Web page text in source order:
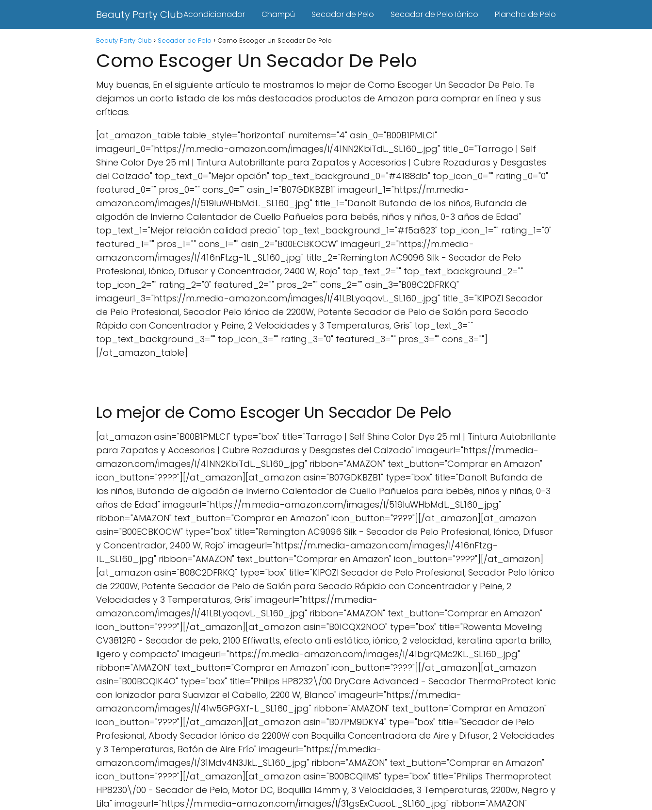
Beauty Party ClubAcondicionador Champú Secador de Pelo Secador de Pelo Iónico Plancha de Pelo
Beauty Party Club Secador de Pelo Como Escoger Un Secador De Pelo
Como Escoger Un Secador De Pelo
Muy buenas, En el siguiente artículo te mostramos lo mejor de Como Escoger Un Secador De Pelo. Te
dejamos un corto listado de los más destacados productos de Amazon para comprar en línea y sus
críticas.
[at_amazon_table table_style="horizontal" numitems="4" asin_0="B00B1PMLCI"
imageurl_0="https://m.media-amazon.com/images/I/41NN2KbiTdL._SL160_.jpg" title_0="Tarrago | Self
Shine Color Dye 25 ml | Tintura Autobrillante para Zapatos y Accesorios | Cubre Rozaduras y Desgastes
del Calzado" top_text_0="Mejor opción" top_text_background_0="#4188db" top_icon_0="" rating_0="0"
featured_0="" pros_0="" cons_0="" asin_1="B07GDKBZB1" imageurl_1="https://m.media-
amazon.com/images/I/519luWHbMdL._SL160_.jpg" title_1="Danolt Bufanda de los niños, Bufanda de
algodón de Invierno Calentador de Cuello Pañuelos para bebés, niños y niñas, 0-3 años de Edad"
top_text_1="Mejor relación calidad precio" top_text_background_1="#f5a623" top_icon_1="" rating_1="0"
featured_1="" pros_1="" cons_1="" asin_2="B00ECBKOCW" imageurl_2="https://m.media-
amazon.com/images/I/416nFtzg-1L._SL160_.jpg" title_2="Remington AC9096 Silk - Secador de Pelo
Profesional, Iónico, Difusor y Concentrador, 2400 W, Rojo" top_text_2="" top_text_background_2=""
top_icon_2="" rating_2="0" featured_2="" pros_2="" cons_2="" asin_3="B08C2DFRKQ"
imageurl_3="https://m.media-amazon.com/images/I/41LBLyoqovL._SL160_.jpg" title_3="KIPOZI Secador
de Pelo Profesional, Secador Pelo Iónico de 2200W, Potente Secador de Pelo de Salón para Secado
Rápido con Concentrador y Peine, 2 Velocidades y 3 Temperaturas, Gris" top_text_3=""
top_text_background_3="" top_icon_3="" rating_3="0" featured_3="" pros_3="" cons_3=""]
[/at_amazon_table]
Lo mejor de Como Escoger Un Secador De Pelo
[at_amazon asin="B00B1PMLCI" type="box" title="Tarrago | Self Shine Color Dye 25 ml | Tintura Autobrillante
para Zapatos y Accesorios | Cubre Rozaduras y Desgastes del Calzado" imageurl="https://m.media-
amazon.com/images/I/41NN2KbiTdL._SL160_.jpg" ribbon="AMAZON" text_button="Comprar en Amazon"
icon_button="????"][/at_amazon][at_amazon asin="B07GDKBZB1" type="box" title="Danolt Bufanda de
los niños, Bufanda de algodón de Invierno Calentador de Cuello Pañuelos para bebés, niños y niñas, 0-3
años de Edad" imageurl="https://m.media-amazon.com/images/I/519luWHbMdL._SL160_.jpg"
ribbon="AMAZON" text_button="Comprar en Amazon" icon_button="????"][/at_amazon][at_amazon
asin="B00ECBKOCW" type="box" title="Remington AC9096 Silk - Secador de Pelo Profesional, Iónico, Difusor
y Concentrador, 2400 W, Rojo" imageurl="https://m.media-amazon.com/images/I/416nFtzg-
1L._SL160_.jpg" ribbon="AMAZON" text_button="Comprar en Amazon" icon_button="????"][/at_amazon]
[at_amazon asin="B08C2DFRKQ" type="box" title="KIPOZI Secador de Pelo Profesional, Secador Pelo Iónico
de 2200W, Potente Secador de Pelo de Salón para Secado Rápido con Concentrador y Peine, 2
Velocidades y 3 Temperaturas, Gris" imageurl="https://m.media-
amazon.com/images/I/41LBLyoqovL._SL160_.jpg" ribbon="AMAZON" text_button="Comprar en Amazon"
icon_button="????"][/at_amazon][at_amazon asin="B01CQX2NOO" type="box" title="Rowenta Moveling
CV3812F0 - Secador de pelo, 2100 Effiwatts, efecto anti estático, iónico, 2 velocidad, keratina aporta brillo,
ligero y compacto" imageurl="https://m.media-amazon.com/images/I/41bgrQMc2KL._SL160_.jpg"
ribbon="AMAZON" text_button="Comprar en Amazon" icon_button="????"][/at_amazon][at_amazon
asin="B00BCQIK4O" type="box" title="Philips HP8232\/00 DryCare Advanced - Secador ThermoProtect Ionic
con Ionizador para Suavizar el Cabello, 2200 W, Blanco" imageurl="https://m.media-
amazon.com/images/I/41w5GPGXf-L._SL160_.jpg" ribbon="AMAZON" text_button="Comprar en Amazon"
icon_button="????"][/at_amazon][at_amazon asin="B07PM9DKY4" type="box" title="Secador de Pelo
Profesional, Abody Secador Iónico de 2200W con Boquilla Concentradora de Aire y Difusor, 2 Velocidades
y 3 Temperaturas, Botón de Aire Frío" imageurl="https://m.media-
amazon.com/images/I/31Mdv4N3JkL._SL160_.jpg" ribbon="AMAZON" text_button="Comprar en Amazon"
icon_button="????"][/at_amazon][at_amazon asin="B00BCQIIMS" type="box" title="Philips Thermoprotect
HP8230\/00 - Secador de Pelo, Motor DC, Boquilla 14mm y, 3 Velocidades, 3 Temperaturas, 2200w, Negro y
Lila" imageurl="https://m.media-amazon.com/images/I/31gsExCuooL._SL160_.jpg" ribbon="AMAZON"